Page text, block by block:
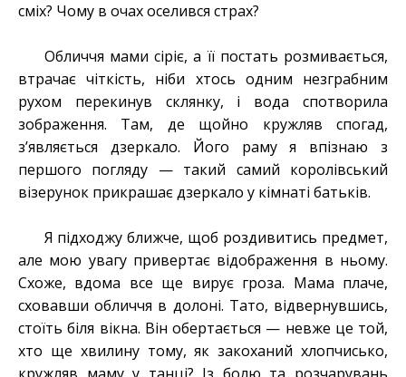
сміх? Чому в очах оселився страх?
Обличчя мами сіріє, а її постать розмивається,
втрачає чіткість, ніби хтось одним незграбним
рухом перекинув склянку, і вода спотворила
зображення. Там, де щойно кружляв спогад,
з’являється дзеркало. Його раму я впізнаю з
першого погляду — такий самий королівський
візерунок прикрашає дзеркало у кімнаті батьків.
Я підходжу ближче, щоб роздивитись предмет,
але мою увагу привертає відображення в ньому.
Схоже, вдома все ще вирує гроза. Мама плаче,
сховавши обличчя в долоні. Тато, відвернувшись,
стоїть біля вікна. Він обертається — невже це той,
хто ще хвилину тому, як закоханий хлопчисько,